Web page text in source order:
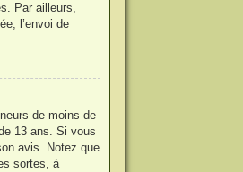
Par ailleurs,
l’envoi de
de moins de
13 ans. Si vous
avis. Notez que
sortes, à